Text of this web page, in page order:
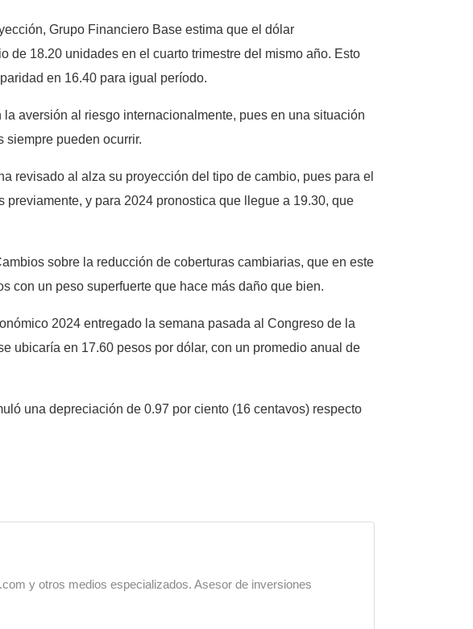
Grupo Financiero Base estima que el dólar
de 18.20 unidades en el cuarto trimestre del mismo año. Esto
en 16.40 para igual período.
aversión al riesgo internacionalmente, pues en una situación
siempre pueden ocurrir.
revisado al alza su proyección del tipo de cambio, pues para el
y para 2024 pronostica que llegue a 19.30, que
sobre la reducción de coberturas cambiarias, que en este
con un peso superfuerte que hace más daño que bien.
2024 entregado la semana pasada al Congreso de la
ubicaría en 17.60 pesos por dólar, con un promedio anual de
una depreciación de 0.97 por ciento (16 centavos) respecto
y otros medios especializados. Asesor de inversiones